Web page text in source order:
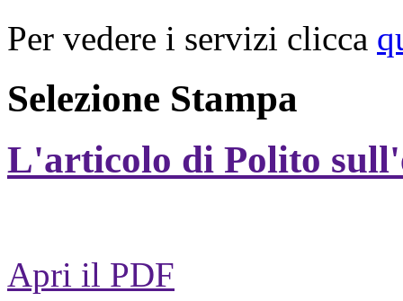
Per vedere i servizi clicca
Selezione Stampa
L'articolo di Polito
Apri il PDF